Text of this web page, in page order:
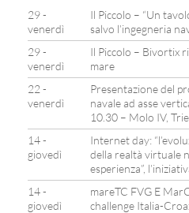
29 -
venerdì
Il Piccolo – “Un
salvo l’ingegneria
29 -
venerdì
Il Piccolo – Bivortix
mare
22 -
venerdì
Presentazione del
navale ad asse
10.30 – Molo IV,
14 -
giovedì
Internet day:
della realtà virtuale
esperienza”,
14 -
giovedì
mareTC FVG E
challenge Italia-